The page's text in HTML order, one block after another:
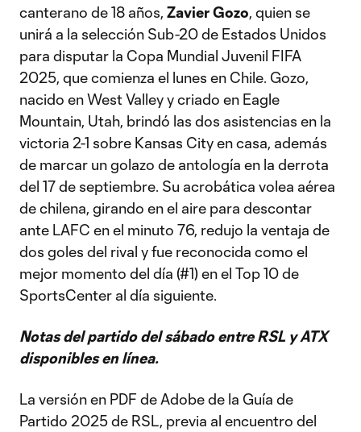
canterano de 18 años, Zavier Gozo, quien se
unirá a la selección Sub-20 de Estados Unidos
para disputar la Copa Mundial Juvenil FIFA
2025, que comienza el lunes en Chile. Gozo,
nacido en West Valley y criado en Eagle
Mountain, Utah, brindó las dos asistencias en la
victoria 2-1 sobre Kansas City en casa, además
de marcar un golazo de antología en la derrota
del 17 de septiembre. Su acrobática volea aérea
de chilena, girando en el aire para descontar
ante LAFC en el minuto 76, redujo la ventaja de
dos goles del rival y fue reconocida como el
mejor momento del día (#1) en el Top 10 de
SportsCenter al día siguiente.
Notas del partido del sábado entre RSL y ATX
disponibles en línea.
La versión en PDF de Adobe de la Guía de
Partido 2025 de RSL, previa al encuentro del